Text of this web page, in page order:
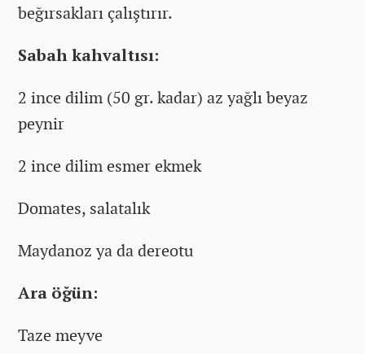
beğırsakları çalıştırır.
Sabah kahvaltısı:
2 ince dilim (50 gr. kadar) az yağlı beyaz
peynir
2 ince dilim esmer ekmek
Domates, salatalık
Maydanoz ya da dereotu
Ara öğün:
Taze meyve